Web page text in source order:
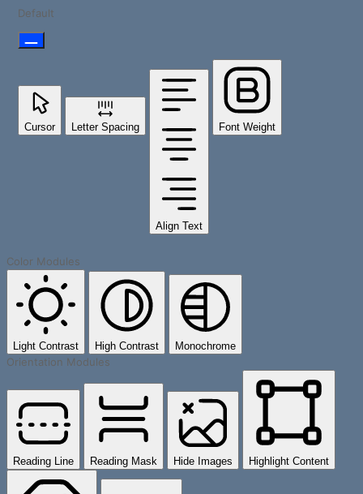
Default
Cursor Letter Spacing
Align Text
Font Weight
Color Modules
Light Contrast High Contrast Monochrome
Orientation Modules
Reading Line Reading Mask Hide Images Highlight Content